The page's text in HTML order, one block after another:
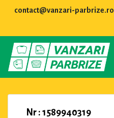
contact@vanzari-parbrize.ro
Nr : 1589940319